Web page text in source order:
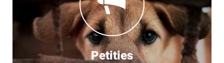
Petities